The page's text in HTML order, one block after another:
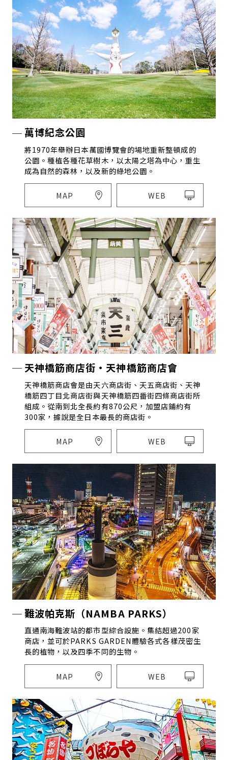
萬博紀念公園
將1970年舉辦日本萬國博覽會的場地重新整頓成的
公園。種植各種花草樹木，以太陽之塔為中心，重生
成為自然的森林，以及新的綠地公園。
MAP WEB
天神橋筋商店街・天神橋筋商店會
天神橋筋商店會是由天六商店街、天五商店街、天神
橋筋四丁目北商店街與天神橋筋四番街四條商店街所
組成。從南到北全長約有870公尺，加盟店鋪約有
300家，據說是全日本最長的商店街。
MAP WEB
難波帕克斯（NAMBA PARKS）
直通南海難波站的都市型綜合設施。集結超過200家
商店，並可於PARKS GARDEN體驗各式各樣茂密生
長的植物，以及四季不同的生物。
MAP WEB